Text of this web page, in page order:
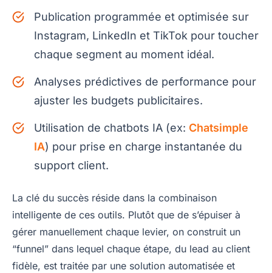
Publication programmée et optimisée sur
Instagram, LinkedIn et TikTok pour toucher
chaque segment au moment idéal.
Analyses prédictives de performance pour
ajuster les budgets publicitaires.
Utilisation de chatbots IA (ex: Chatsimple
IA) pour prise en charge instantanée du
support client.
La clé du succès réside dans la combinaison
intelligente de ces outils. Plutôt que de s’épuiser à
gérer manuellement chaque levier, on construit un
“funnel” dans lequel chaque étape, du lead au client
fidèle, est traitée par une solution automatisée et